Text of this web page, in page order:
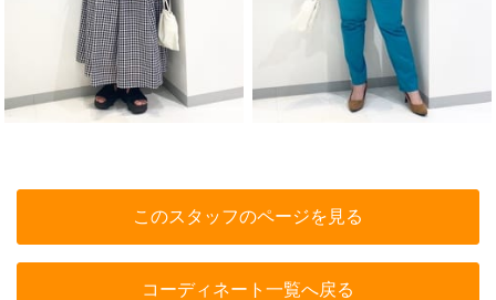
このスタッフのページを見る
コーディネート一覧へ戻る